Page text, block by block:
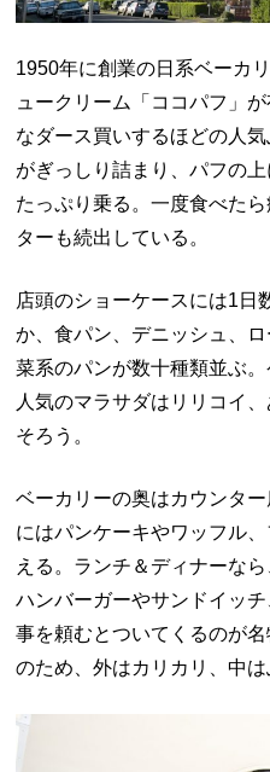
1950年に創業の日系ベーカ
ュークリーム「ココパフ」
なダース買いするほどの人
がぎっしり詰まり、パフの
たっぷり乗る。一度食べた
ターも続出している。
店頭のショーケースには1 日
か、食パン、デニッシュ、
菜系のパンが数十種類並ぶ
人気のマラサダはリリコイ
そろう。
ベーカリーの奥はカウンタ
にはパンケーキやワッフル
える。ランチ＆ディナーな
ハンバーガーやサンドイッ
事を頼むとついてくるのが
のため、外はカリカリ、中